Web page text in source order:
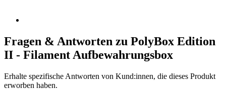
Fragen & Antworten zu PolyBox Edition
II - Filament Aufbewahrungsbox
Erhalte spezifische Antworten von Kund:innen, die dieses Produkt
erworben haben.